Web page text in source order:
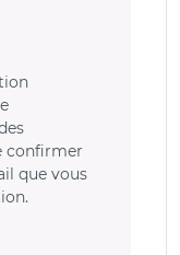
confirmer
que vous